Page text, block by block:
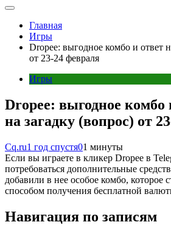
Главная
Игры
Dropee: выгодное комбо и ответ
от 23-24 февраля
Игры
Dropee: выгодное комбо
на загадку (вопрос) от
Cq.ru1 год спустя01 минуты
Если вы играете в кликер Dropee в
потребоваться дополнительные
добавили в нее особое комбо, которое
способом получения бесплатной
Навигация по записям